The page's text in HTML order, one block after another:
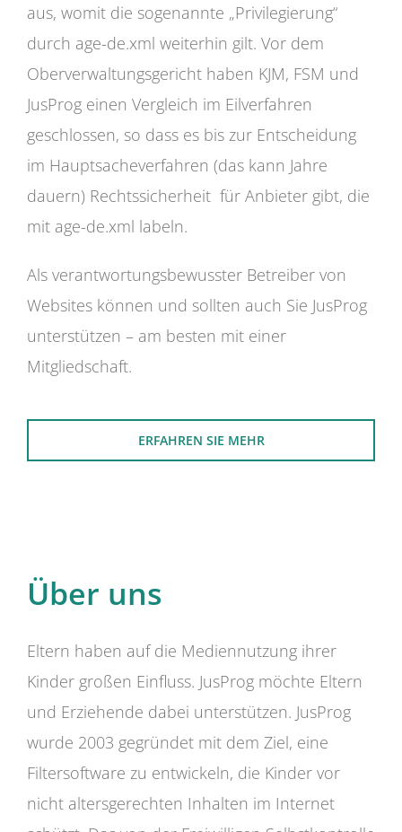
aus, womit die sogenannte „Privilegierung“
durch age-de.xml weiterhin gilt. Vor dem
Oberverwaltungsgericht haben KJM, FSM und
JusProg einen Vergleich im Eilverfahren
geschlossen, so dass es bis zur Entscheidung
im Hauptsacheverfahren (das kann Jahre
dauern) Rechtssicherheit für Anbieter gibt, die
mit age-de.xml labeln.
Als verantwortungsbewusster Betreiber von
Websites können und sollten auch Sie JusProg
unterstützen – am besten mit einer
Mitgliedschaft.
ERFAHREN SIE MEHR
Über uns
Eltern haben auf die Mediennutzung ihrer
Kinder großen Einfluss. JusProg möchte Eltern
und Erziehende dabei unterstützen. JusProg
wurde 2003 gegründet mit dem Ziel, eine
Filtersoftware zu entwickeln, die Kinder vor
nicht altersgerechten Inhalten im Internet